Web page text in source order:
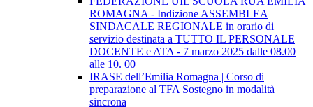
ROMAGNA - Indizione ASSEMBLEA
SINDACALE REGIONALE in orario di
servizio destinata a TUTTO IL PERSONALE
DOCENTE e ATA - 7 marzo 2025 dalle 08.00
alle 10. 00
IRASE dell’Emilia Romagna | Corso di
preparazione al TFA Sostegno in modalità
sincrona